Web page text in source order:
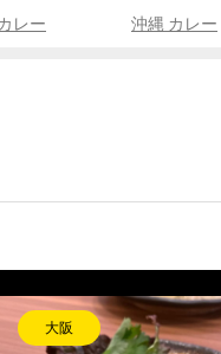
レー 沖縄 カレー
長崎